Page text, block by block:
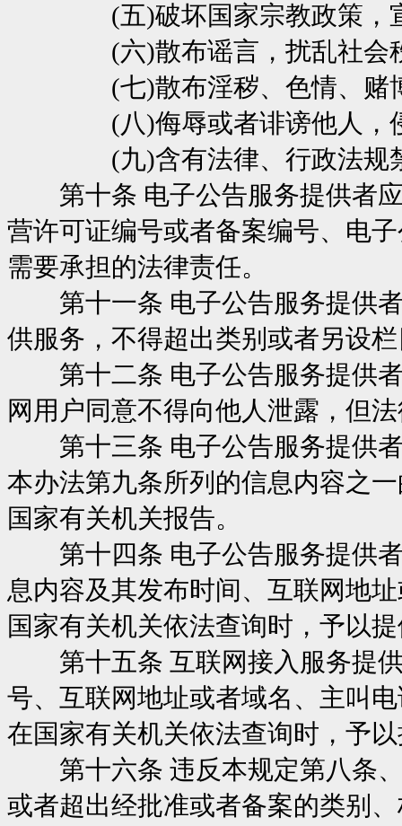
(五)破坏国家宗教政策，宣
(六)散布谣言，扰乱社会秩
(七)散布淫秽、色情、赌博
(八)侮辱或者诽谤他人，侵
(九)含有法律、行政法规禁
第十条 电子公告服务提供者应
营许可证编号或者备案编号、电
需要承担的法律责任。
第十一条 电子公告服务提供者
供服务，不得超出类别或者另设
第十二条 电子公告服务提供者
网用户同意不得向他人泄露，但
第十三条 电子公告服务提供者
本办法第九条所列的信息内容之
国家有关机关报告。
第十四条 电子公告服务提供者
息内容及其发布时间、互联网地
国家有关机关依法查询时，予以
第十五条 互联网接入服务提供
号、互联网地址或者域名、主叫
在国家有关机关依法查询时，予
第十六条 违反本规定第八条、
或者超出经批准或者备案的类别